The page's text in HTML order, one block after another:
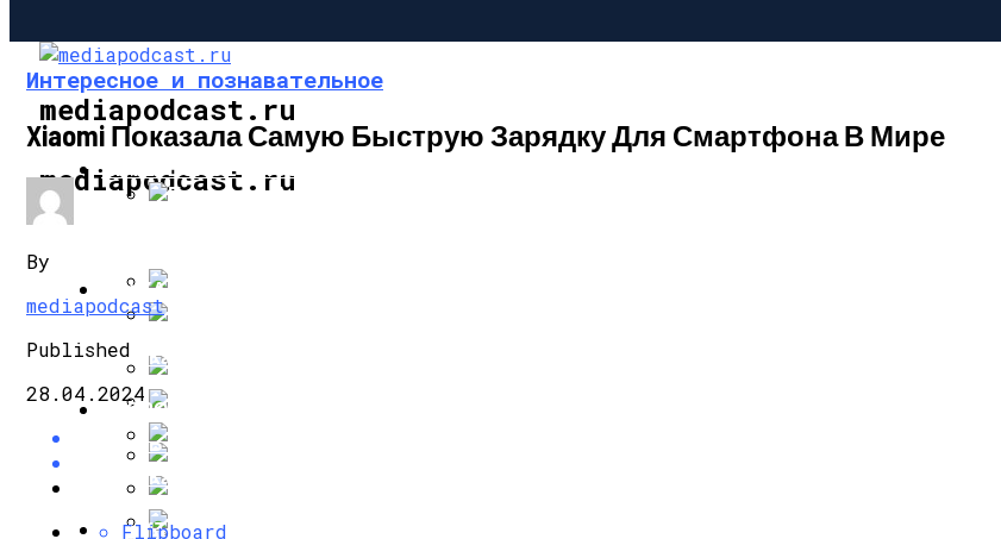
mediapodcast.ru
mediapodcast.ru
ИНТЕРЕСНОЕ И ПОЗНАВАТЕЛЬНОЕ
Предложена Генная Терапия На Основе Мусорной ДНК Птиц
Ястремская Анонсировала Выход Собственной Песни
В «Барселоне» Завелся Крот
НАУКА И ТЕХНОЛОГИИ
Как Маск Использует Забытые Разработки СССР В Своих Космических Проектах
В Космосе Нашли Остатки Уничтоженных Планет
Когда Коридор Затмений В 2024 Году: Что Привнесет В Вашу Жизнь Это Магическое Время?
ЗДОРОВЬЕ И КРАСОТА
Как Поддержать Иммунитет Во Время Пика Вирусных Инфекций: Советы Экспертов
АРХИТЕКТУРА И ДИЗАЙН
Интересное и познавательное
Xiaomi Показала Самую Быструю Зарядку Для Смартфона В Мире
By
mediapodcast
Published
28.04.2024
Flipboard